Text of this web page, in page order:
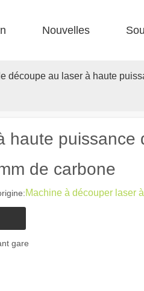
Nouvelles
découpe au laser à haute
haute puissance
de carbone
Machine à découper laser
gare